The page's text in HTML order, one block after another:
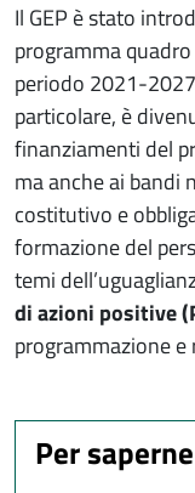
Il GEP è stato
programma
periodo 2021-
particolare, è
finanziamenti del
ma anche ai bandi
costitutivo e
formazione del
temi
di azioni positive
programmazione e
Per